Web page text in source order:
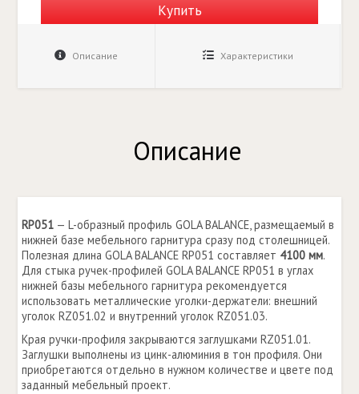
Купить
Описание Характеристики
Описание
RP051 — L-образный профиль GOLA BALANCE, размещаемый в
нижней базе мебельного гарнитура сразу под столешницей.
Полезная длина GOLA BALANCE RP051 составляет 4100 мм.
Для стыка ручек-профилей GOLA BALANCE RP051 в углах
нижней базы мебельного гарнитура рекомендуется
использовать металлические уголки-держатели: внешний
уголок RZ051.02 и внутренний уголок RZ051.03.
Края ручки-профиля закрываются заглушками RZ051.01.
Заглушки выполнены из цинк-алюминия в тон профиля. Они
приобретаются отдельно в нужном количестве и цвете под
заданный мебельный проект.